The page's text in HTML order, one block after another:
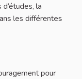
la
les différentes
pour